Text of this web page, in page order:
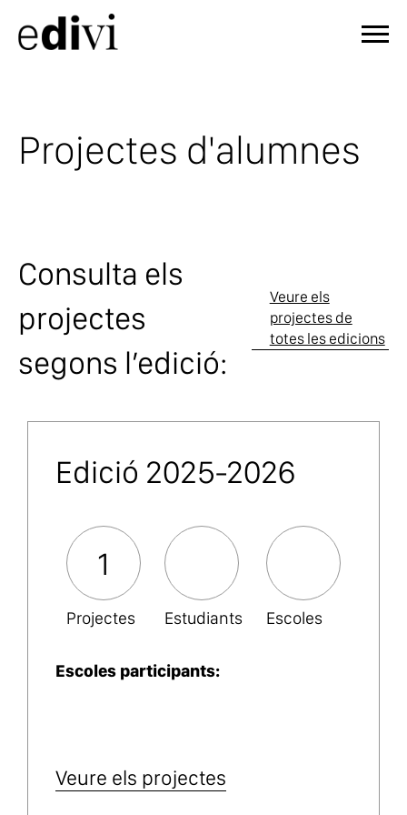
Projectes d'alumnes
Consulta els
projectes
segons l’edició:
Veure els
projectes de
totes les edicions
Edició 2025-2026
1
Projectes Estudiants Escoles
Escoles participants:
Veure els projectes